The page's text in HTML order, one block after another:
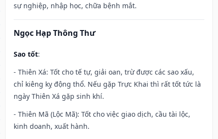
sự nghiệp, nhập học, chữa bệnh mắt.
Ngọc Hạp Thông Thư
Sao tốt:
- Thiên Xá: Tốt cho tế tự, giải oan, trừ được các sao xấu,
chỉ kiêng kỵ động thổ. Nếu gặp Trực Khai thì rất tốt tức là
ngày Thiên Xá gặp sinh khí.
- Thiên Mã (Lộc Mã): Tốt cho việc giao dịch, cầu tài lộc,
kinh doanh, xuất hành.